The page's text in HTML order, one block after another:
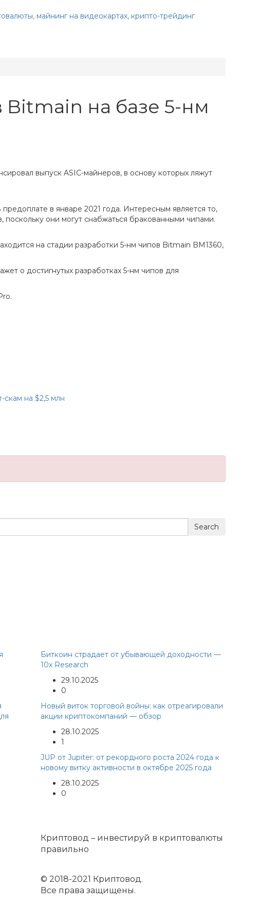
на базе 5-нм
выпуск ASIC-майнеров, в основу которых ляжут
в январе 2021 года. Интересным является то,
они могут снабжаться бракованными чипами.
на стадии разработки 5-нм чипов Bitmain BM1360,
о достигнутых разработках 5-нм чипов для
скам на $2,5 млн
Search
Биткоин страдает от убывающей доходности —
10x Research
29.10.2025
0
Новый виток торговой войны: как отреагировали
акции криптокомпаний — обзор
28.10.2025
1
JUP от Jupiter: от рекордного роста 2024 года к
новому витку активности в октябре 2025 года
28.10.2025
0
Криптовод – инвестируй в криптовалюты
правильно
© 2018-2021 Криптовод.
Все права защищены.